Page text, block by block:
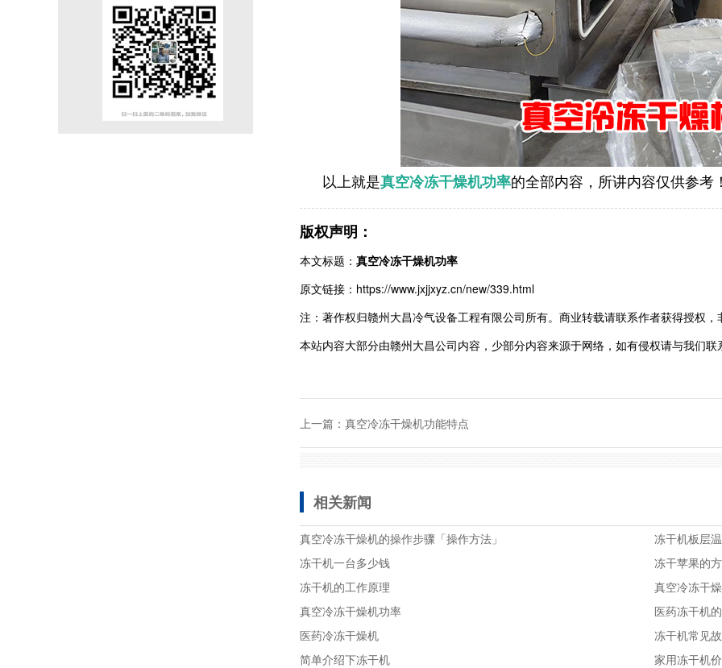
以上就是真空冷冻干燥机功率的全部内容，所讲内容仅供参考
版权声明：
本文标题： 真空冷冻干燥机功率
原文链接：https://www.jxjjxyz.cn/new/339.html
注：著作权归赣州大昌冷气设备工程有限公司所有。商业转载请联系作者获得授权
本站内容大部分由赣州大昌公司内容，少部分内容来源于网络，如有侵权请与我们
上一篇： 真空冷冻干燥机功能特点
相关新闻
真空冷冻干燥机的操作步骤「操作方法」
冻干机板层
冻干机一台多少钱
冻干苹果的
冻干机的工作原理
真空冷冻干
真空冷冻干燥机功率
医药冻干机
医药冷冻干燥机
冻干机常见
简单介绍下冻干机
家用冻干机